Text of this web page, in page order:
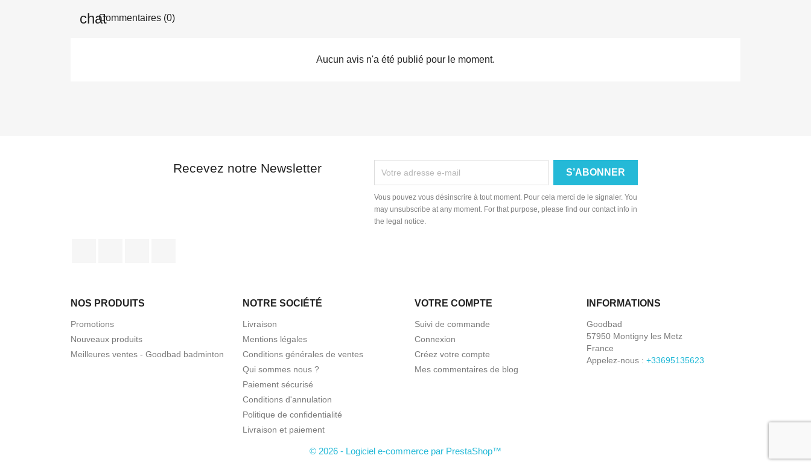
Commentaires (0)
Aucun avis n'a été publié pour le moment.
Recevez notre Newsletter
Vous pouvez vous désinscrire à tout moment. Pour cela merci de le signaler. You
may unsubscribe at any moment. For that purpose, please find our contact info in
the legal notice.
NOS PRODUITS
Promotions
Nouveaux produits
Meilleures ventes - Goodbad badminton
NOTRE SOCIÉTÉ
Livraison
Mentions légales
Conditions générales de ventes
Qui sommes nous ?
Paiement sécurisé
Conditions d'annulation
Politique de confidentialité
Livraison et paiement
VOTRE COMPTE
Suivi de commande
Connexion
Créez votre compte
Mes commentaires de blog
INFORMATIONS
Goodbad
57950 Montigny les Metz
France
Appelez-nous : +33695135623
© 2026 - Logiciel e-commerce par PrestaShop™